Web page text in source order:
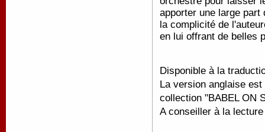
apporter une large
la complicité de
en lui offrant de belles
Disponible à la
La version anglaise
collection "BABEL ON
A conseiller à la